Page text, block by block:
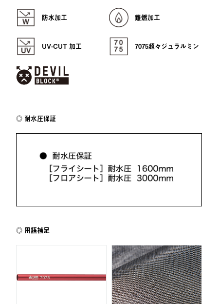
防水加工 難燃加工
UV-CUT 加工 7075超々ジュラルミン
耐水圧保証
用語補足